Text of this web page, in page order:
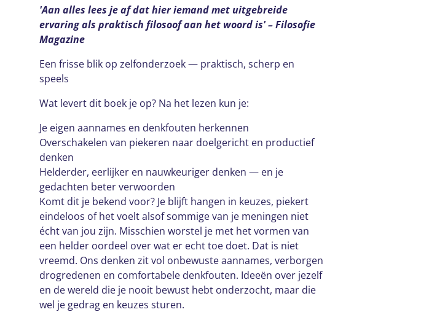
'Aan alles lees je af dat hier iemand met uitgebreide
ervaring als praktisch filosoof aan het woord is' – Filosofie
Magazine
Een frisse blik op zelfonderzoek — praktisch, scherp en
speels
Wat levert dit boek je op? Na het lezen kun je:
Je eigen aannames en denkfouten herkennen
Overschakelen van piekeren naar doelgericht en productief
denken
Helderder, eerlijker en nauwkeuriger denken — en je
gedachten beter verwoorden
Komt dit je bekend voor? Je blijft hangen in keuzes, piekert
eindeloos of het voelt alsof sommige van je meningen niet
écht van jou zijn. Misschien worstel je met het vormen van
een helder oordeel over wat er echt toe doet. Dat is niet
vreemd. Ons denken zit vol onbewuste aannames, verborgen
drogredenen en comfortabele denkfouten. Ideeën over jezelf
en de wereld die je nooit bewust hebt onderzocht, maar die
wel je gedrag en keuzes sturen.